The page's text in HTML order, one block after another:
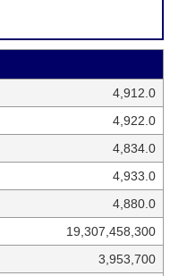
4,912.0
4,922.0
4,834.0
4,933.0
4,880.0
19,307,458,300
3,953,700